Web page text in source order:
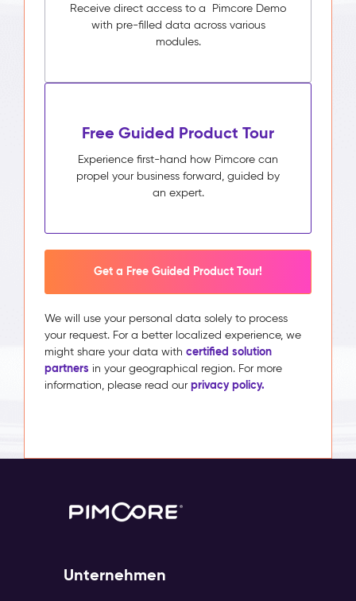
Receive direct access to a Pimcore Demo
with pre-filled data across various
modules.
Free Guided Product Tour
Experience first-hand how Pimcore can
propel your business forward, guided by
an expert.
Get a Free Guided Product Tour!
We will use your personal data solely to process
your request. For a better localized experience, we
might share your data with certified solution
partners in your geographical region. For more
information, please read our privacy policy.
Unternehmen